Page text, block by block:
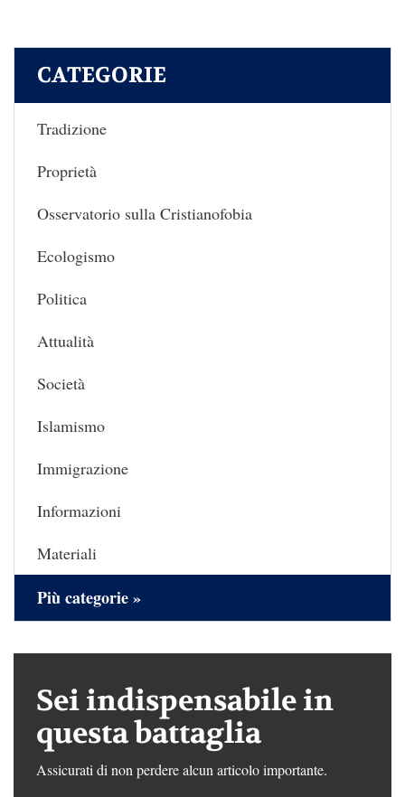
CATEGORIE
Tradizione
Proprietà
Osservatorio sulla Cristianofobia
Ecologismo
Politica
Attualità
Società
Islamismo
Immigrazione
Informazioni
Materiali
Più categorie »
Sei indispensabile in
questa battaglia
Assicurati di non perdere alcun articolo importante.